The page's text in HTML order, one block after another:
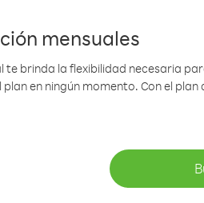
mensuales
te brinda la flexibilidad necesaria
en ningún momento. Con el